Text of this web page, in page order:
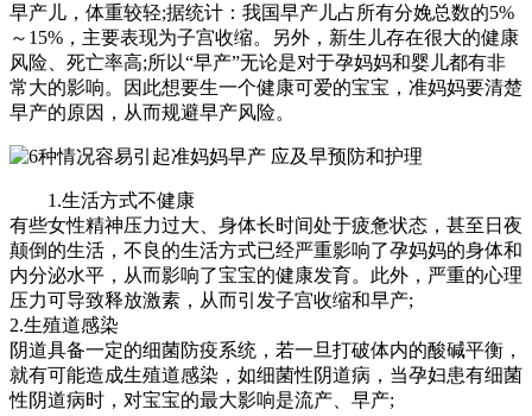
早产儿，体重较轻;据统计：我国早产儿占所有分娩总数的5%
～15%，主要表现为子宫收缩。另外，新生儿存在很大的健康
风险、死亡率高;所以“早产”无论是对于孕妈妈和婴儿都有非
常大的影响。因此想要生一个健康可爱的宝宝，准妈妈要清楚
早产的原因，从而规避早产风险。
1.生活方式不健康
有些女性精神压力过大、身体长时间处于疲惫状态，甚至日夜
颠倒的生活，不良的生活方式已经严重影响了孕妈妈的身体和
内分泌水平，从而影响了宝宝的健康发育。此外，严重的心理
压力可导致释放激素，从而引发子宫收缩和早产;
2.生殖道感染
阴道具备一定的细菌防疫系统，若一旦打破体内的酸碱平衡，
就有可能造成生殖道感染，如细菌性阴道病，当孕妇患有细菌
性阴道病时，对宝宝的最大影响是流产、早产;